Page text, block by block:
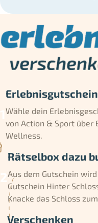
Wähle dein
von Action & Sport über
Wellness.
Rätselbox dazu
Aus dem Gutschein
Gutschein Hinter
Knacke das Schloss
Verschenken